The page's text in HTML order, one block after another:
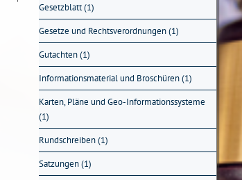
Gesetzblatt (1)
Gesetze und Rechtsverordnungen (1)
Gutachten (1)
Informationsmaterial und Broschüren (1)
Karten, Pläne und Geo-Informationssysteme
(1)
Rundschreiben (1)
Satzungen (1)